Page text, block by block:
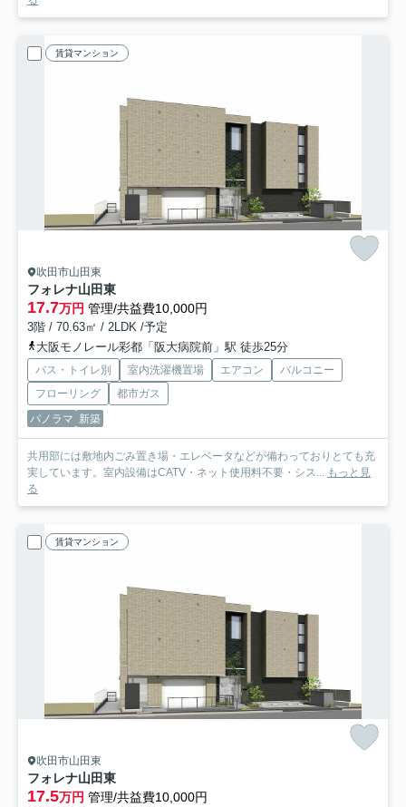
賃貸マンション
吹田市山田東
フォレナ山田東
17.7万円 管理/共益費10,000円
3階 / 70.63㎡ / 2LDK /予定
大阪モノレール彩都「阪大病院前」駅 徒歩25分
バス・トイレ別 室内洗濯機置場 エアコン
バルコニー
フローリング
都市ガス
パノラマ 新築
共用部には敷地内ごみ置き場・エレベータなどが備わっておりとても充
実しています。室内設備はCATV・ネット使用料不要・シス... もっと見
る
賃貸マンション
吹田市山田東
フォレナ山田東
17.5万円 管理/共益費10,000円